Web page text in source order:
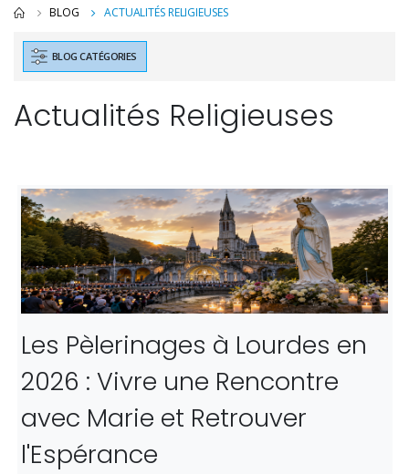
BLOG ACTUALITÉS RELIGIEUSES
BLOG CATÉGORIES
Actualités Religieuses
Les Pèlerinages à Lourdes en
2026 : Vivre une Rencontre
avec Marie et Retrouver
l'Espérance